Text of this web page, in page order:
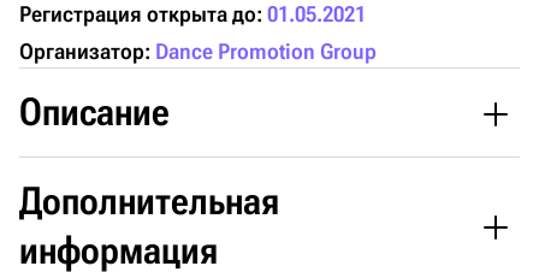
Регистрация открыта до: 01.05.2021
Организатор: Dance Promotion Group
Описание
Самый грандиозный турнир Champions' Ball 2021, который
задает тон всем ежегодным турнирам, состоится 24-25
апреля 2021 года. После вынужденного двухлетнего
Дополнительная
информация